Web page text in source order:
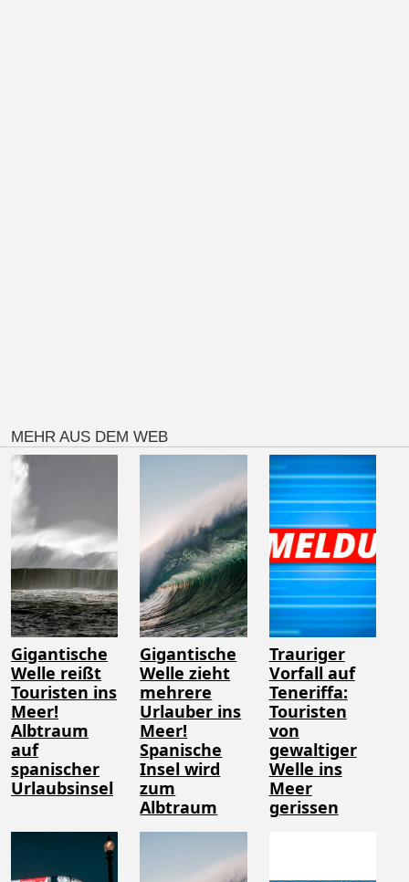
MEHR AUS DEM WEB
Gigantische
Welle reißt
Touristen ins
Meer!
Albtraum
auf
spanischer
Urlaubsinsel
Gigantische
Welle zieht
mehrere
Urlauber ins
Meer!
Spanische
Insel wird
zum
Albtraum
Trauriger
Vorfall auf
Teneriffa:
Touristen
von
gewaltiger
Welle ins
Meer
gerissen